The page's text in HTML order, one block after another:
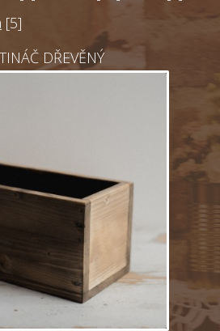
[5]
DŘEVĚNÝ